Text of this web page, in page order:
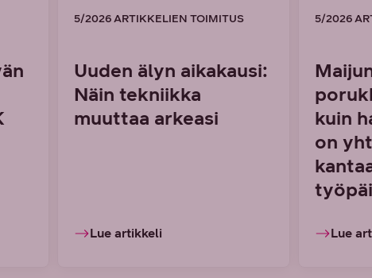
5/2026 ARTIKKELIEN TOIMITUS
Uuden älyn aikakausi:
Näin tekniikka
muuttaa arkeasi
Lue artikkeli
5/2026
kuin
on
Lue